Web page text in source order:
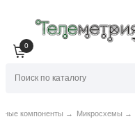
0
компоненты → Микросхемы →